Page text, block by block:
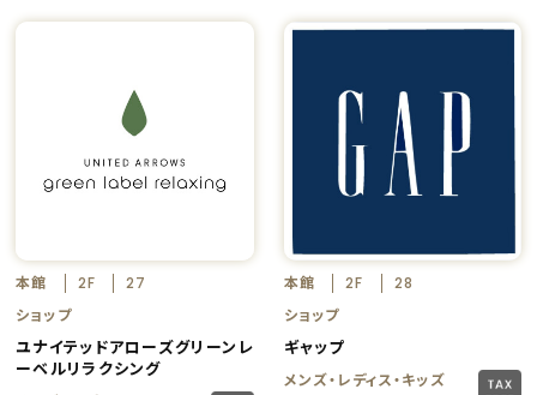
本館 2F
27
ショップ
ユナイテッドアローズグリーンレ
ーベルリラクシング
本館 2F
28
ショップ
ギャップ
メンズ・レディス・キッズ